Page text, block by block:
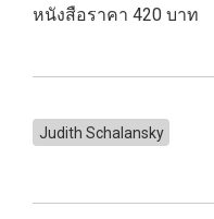
หนังสือราคา 420 บาท
Judith Schalansky